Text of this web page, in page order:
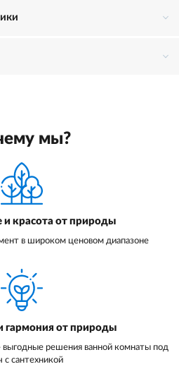
мы?
и красота от природы
в широком ценовом диапазоне
гармония от природы
выгодные решения ванной комнаты под
с сантехникой